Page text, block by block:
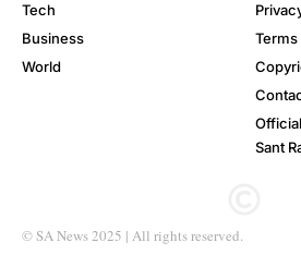
Tech
Business
World
Sant
© SA News 2025 | All rights reserved.